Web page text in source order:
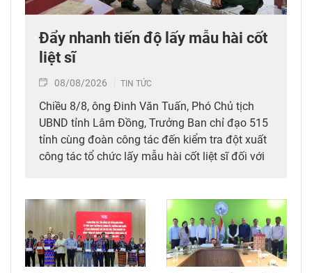
Đẩy nhanh tiến độ lấy mẫu hài cốt
liệt sĩ
08/08/2026 TIN TỨC
Chiều 8/8, ông Đinh Văn Tuấn, Phó Chủ tịch
UBND tỉnh Lâm Đồng, Trưởng Ban chỉ đạo 515
tỉnh cùng đoàn công tác đến kiểm tra đột xuất
công tác tổ chức lấy mẫu hài cốt liệt sĩ đối với
thời tặng quà cho cán bộ, chiến sĩ tham gia
công tác lấy mẫu tại đây.